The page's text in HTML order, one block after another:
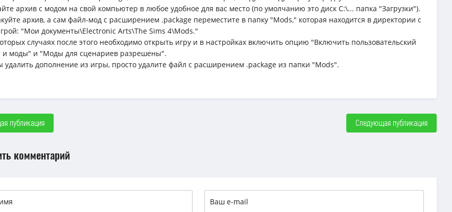
архив с модом на свой компьютер в любое удобное для вас место (по умолчанию это диск C:\... папка "Загрузки").
архив, а сам файл-мод с расширением .package переместите в папку "Mods," которая находится в директории с
"Мои документы\Electronic Arts\The Sims 4\Mods."
случаях после этого необходимо открыть игру и в настройках включить опцию "Включить пользовательский
и моды" и "Моды для сценариев разрешены".
удалить дополнение из игры, просто удалите файл с расширением .package из папки "Mods".
публикация Следующая публикация
комментарий